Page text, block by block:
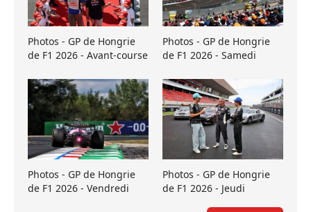
Photos - GP de Hongrie
de F1 2026 - Avant-course
Photos - GP de Hongrie
de F1 2026 - Samedi
Photos - GP de Hongrie
de F1 2026 - Vendredi
Photos - GP de Hongrie
de F1 2026 - Jeudi